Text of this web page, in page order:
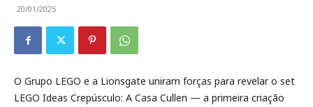
20/01/2025
O Grupo LEGO e a Lionsgate uniram forças para revelar o set
LEGO Ideas Crepúsculo: A Casa Cullen — a primeira criação